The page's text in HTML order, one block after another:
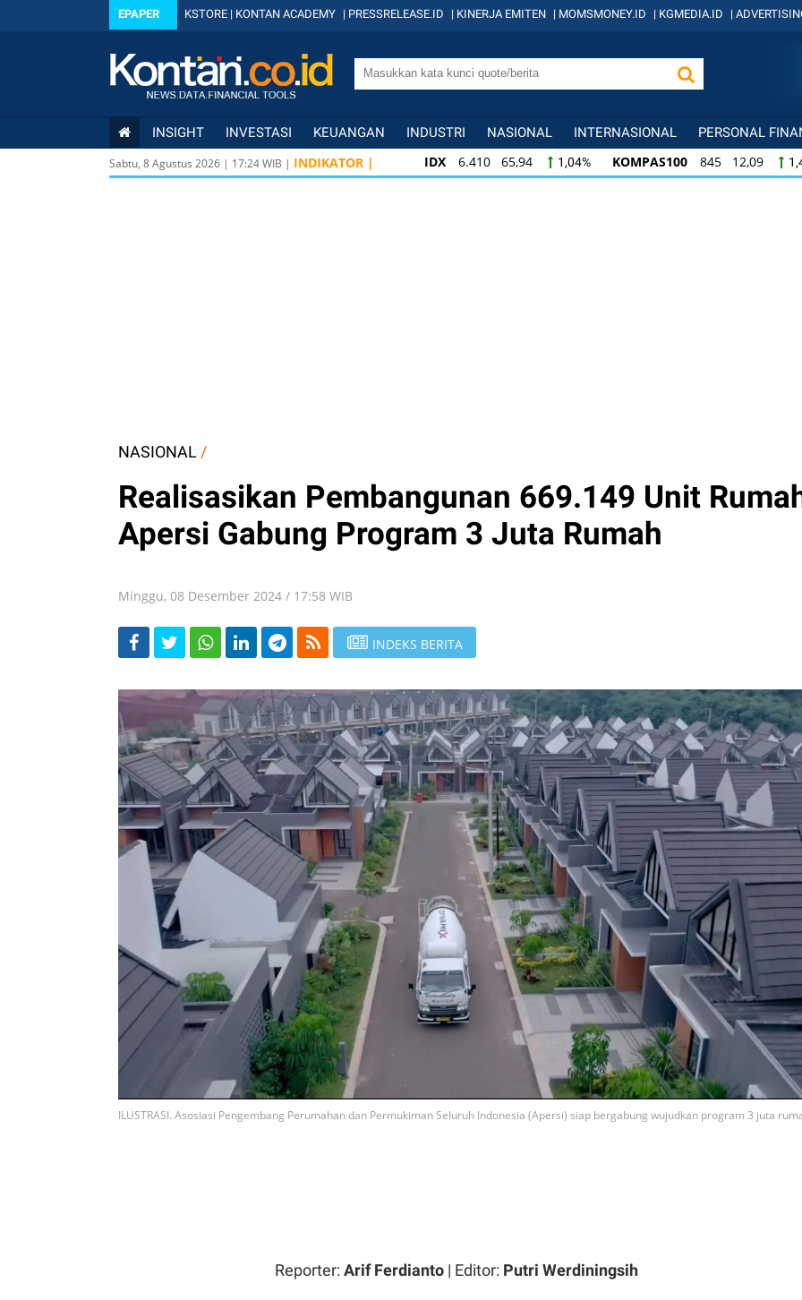
EPAPER KSTORE | KONTAN ACADEMY | PRESSRELEASE.ID | KINERJA EMITEN | MOMSMONEY.ID | KGMEDIA.ID |
INSIGHT INVESTASI KEUANGAN INDUSTRI NASIONAL INTERNASIONAL PERSONAL
Sabtu, 8 Agustus 2026 | 17:24WIB | INDIKATOR | IDX 6.410 65,94 1,04% KOMPAS100 845 12,09
KOMPAS100 845 12,09 1,45% LQ45 640 9,44
NASIONAL /
Realisasikan Pembangunan 669.149 Unit
Apersi Gabung Program 3 Juta Rumah
Minggu, 08 Desember 2024 / 17:58 WIB
INDEKS BERITA
ILUSTRASI. Asosiasi Pengembang Perumahan dan Permukiman Seluruh Indonesia (Apersi) siap bergabung wujudkan program 3 juta
Reporter: Arif Ferdianto | Editor: Putri Werdiningsih